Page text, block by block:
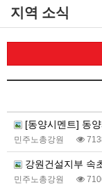
지역 소식
[동양시멘트] 동양
민주노총강원
강원건설지부 속
민주노총강원